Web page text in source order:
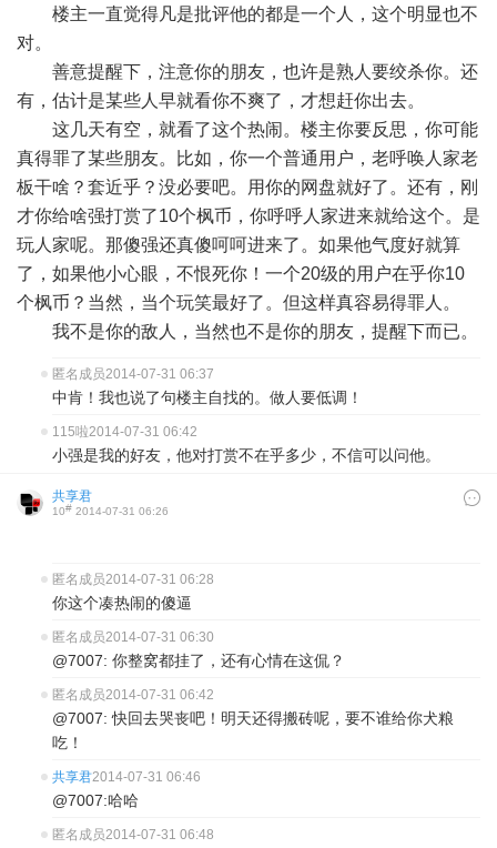
楼主一直觉得凡是批评他的都是一个人，这个明显也不
对。
善意提醒下，注意你的朋友，也许是熟人要绞杀你。还
有，估计是某些人早就看你不爽了，才想赶你出去。
这几天有空，就看了这个热闹。楼主你要反思，你可能
真得罪了某些朋友。比如，你一个普通用户，老呼唤人家老
板干啥？套近乎？没必要吧。用你的网盘就好了。还有，刚
才你给啥强打赏了10个枫币，你呼呼人家进来就给这个。是
玩人家呢。那傻强还真傻呵呵进来了。如果他气度好就算
了，如果他小心眼，不恨死你！一个20级的用户在乎你10
个枫币？当然，当个玩笑最好了。但这样真容易得罪人。
我不是你的敌人，当然也不是你的朋友，提醒下而已。
匿名成员2014-07-31 06:37
中肯！我也说了句楼主自找的。做人要低调！
115啦2014-07-31 06:42
小强是我的好友，他对打赏不在乎多少，不信可以问他。
共享君
10# 2014-07-31 06:26
匿名成员2014-07-31 06:28
你这个凑热闹的傻逼
匿名成员2014-07-31 06:30
@7007: 你整窝都挂了，还有心情在这侃？
匿名成员2014-07-31 06:42
@7007: 快回去哭丧吧！明天还得搬砖呢，要不谁给你犬粮
吃！
共享君2014-07-31 06:46
@7007:哈哈
匿名成员2014-07-31 06:48